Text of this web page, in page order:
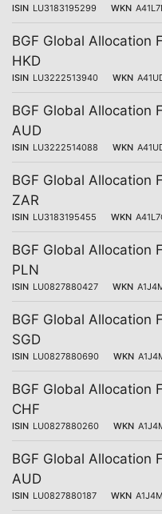
ISIN LU3183195299 WKN
BGF Global Allocation
HKD
ISIN LU3222513940 WKN
BGF Global Allocation
AUD
ISIN LU3222514088 WKN
BGF Global Allocation
ZAR
ISIN LU3183195455 WKN
BGF Global Allocation
PLN
ISIN LU0827880427 WKN
BGF Global Allocation
SGD
ISIN LU0827880690 WKN
BGF Global Allocation
CHF
ISIN LU0827880260 WKN
BGF Global Allocation
AUD
ISIN LU0827880187 WKN